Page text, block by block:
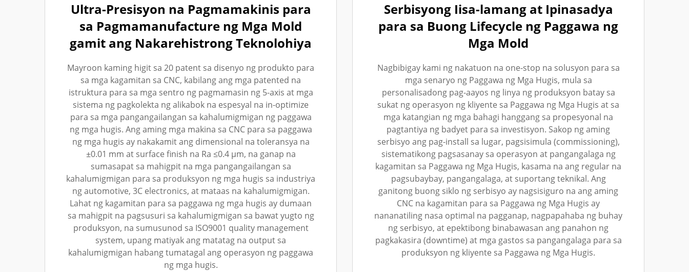
Ultra-Presisyon na Pagmamakinis para
sa Pagmamanufacture ng Mga Mold
gamit ang Nakarehistrong Teknolohiya
Mayroon kaming higit sa 20 patent sa disenyo ng produkto para
sa mga kagamitan sa CNC, kabilang ang mga patented na
istruktura para sa mga sentro ng pagmamasin ng 5-axis at mga
sistema ng pagkolekta ng alikabok na espesyal na in-optimize
para sa mga pangangailangan sa kahalumigmigan ng paggawa
ng mga hugis. Ang aming mga makina sa CNC para sa paggawa
ng mga hugis ay nakakamit ang dimensional na toleransya na
±0.01 mm at surface finish na Ra ≤0.4 µm, na ganap na
sumasapat sa mahigpit na mga pangangailangan sa
kahalumigmigan para sa produksyon ng mga hugis sa industriya
ng automotive, 3C electronics, at mataas na kahalumigmigan.
Lahat ng kagamitan para sa paggawa ng mga hugis ay dumaan
sa mahigpit na pagsusuri sa kahalumigmigan sa bawat yugto ng
produksyon, na sumusunod sa ISO9001 quality management
system, upang matiyak ang matatag na output sa
kahalumigmigan habang tumatagal ang operasyon ng paggawa
ng mga hugis.
Serbisyong Iisa-lamang at Ipinasadya
para sa Buong Lifecycle ng Paggawa ng
Mga Mold
Nagbibigay kami ng nakatuon na one-stop na solusyon para sa
mga senaryo ng Paggawa ng Mga Hugis, mula sa
personalisadong pag-aayos ng linya ng produksyon batay sa
sukat ng operasyon ng kliyente sa Paggawa ng Mga Hugis at sa
mga katangian ng mga bahagi hanggang sa propesyonal na
pagtantiya ng badyet para sa investisyon. Sakop ng aming
serbisyo ang pag-install sa lugar, pagsisimula (commissioning),
sistematikong pagsasanay sa operasyon at pangangalaga ng
kagamitan sa Paggawa ng Mga Hugis, kasama na ang regular na
pagsubaybay, pangangalaga, at suportang teknikal. Ang
ganitong buong siklo ng serbisyo ay nagsisiguro na ang aming
CNC na kagamitan para sa Paggawa ng Mga Hugis ay
nananatiling nasa optimal na pagganap, nagpapahaba ng buhay
ng serbisyo, at epektibong binabawasan ang panahon ng
pagkakasira (downtime) at mga gastos sa pangangalaga para sa
produksyon ng kliyente sa Paggawa ng Mga Hugis.